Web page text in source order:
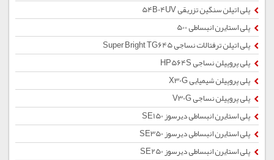
پلی اتیلن سنگین تزریقی 54B04UV
پلی استایرن انبساطی 500
پلی اتیلن ترفتالات نساجی Super Bright TG645
پلی پروپیلن نساجی HP564S
پلی پروپیلن شیمیایی X30G
پلی پروپیلن نساجی V30G
پلی استایرن انبساطی دیرسوز SE150
پلی استایرن انبساطی دیرسوز SE350
پلی استایرن انبساطی دیرسوز SE250